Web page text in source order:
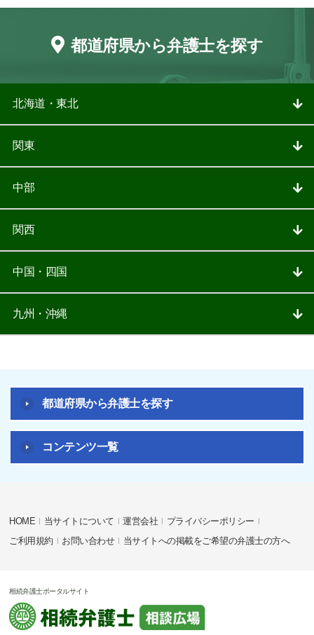
都道府県から弁護士を探す
北海道・東北
関東
中部
関西
中国・四国
九州・沖縄
都道府県から弁護士を探す
コンテンツ一覧
HOME 当サイトについて 運営会社
プライバシーポリシー
ご利用規約
お問い合わせ 当サイトへの掲載をご希望の弁護士の方へ
相続弁護士ポータルサイト